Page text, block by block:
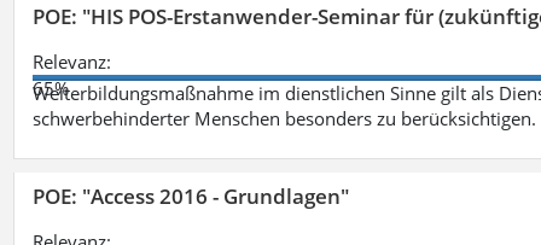
POE: "HIS POS-Erstanwender-Seminar für
Relevanz:
65%
Weiterbildungsmaßnahme im dienstlichen Sinne gilt als
schwerbehinderter Menschen besonders zu berücksichtigen.
POE: "Access 2016 - Grundlagen"